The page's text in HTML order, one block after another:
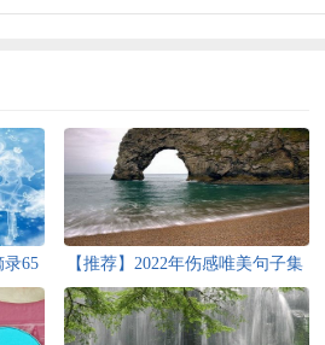
录65
【推荐】2022年伤感唯美句子集
合78条